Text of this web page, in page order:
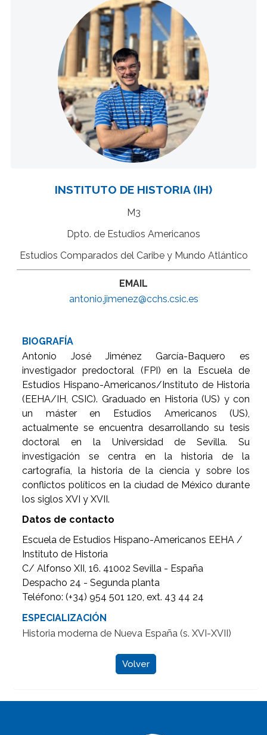
INSTITUTO DE HISTORIA (IH)
M3
Dpto. de Estudios Americanos
Estudios Comparados del Caribe y Mundo Atlántico
EMAIL
antonio.jimenez@cchs.csic.es
BIOGRAFÍA
Antonio José Jiménez García-Baquero es
investigador predoctoral (FPI) en la Escuela de
Estudios Hispano-Americanos/Instituto de Historia
(EEHA/IH, CSIC). Graduado en Historia (US) y con
un máster en Estudios Americanos (US),
actualmente se encuentra desarrollando su tesis
doctoral en la Universidad de Sevilla. Su
investigación se centra en la historia de la
cartografía, la historia de la ciencia y sobre los
conflictos políticos en la ciudad de México durante
los siglos XVI y XVII.
Datos de contacto
Escuela de Estudios Hispano-Americanos EEHA /
Instituto de Historia
C/ Alfonso XII, 16. 41002 Sevilla - España
Despacho 24 - Segunda planta
Teléfono: (+34) 954 501 120, ext. 43 44 24
ESPECIALIZACIÓN
Historia moderna de Nueva España (s. XVI-XVII)
Volver